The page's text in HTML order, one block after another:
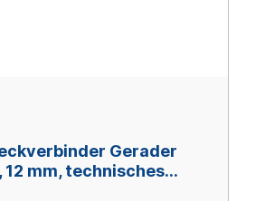
Gerader
12 mm, technisches